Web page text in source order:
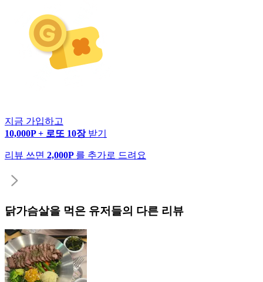
지금 가입하고
10,000P + 로또 10장 받기
리뷰 쓰면 2,000P 를 추가로 드려요
닭가슴살을 먹은 유저들의 다른 리뷰